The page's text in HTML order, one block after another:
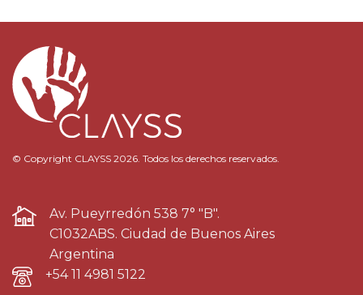
© Copyright CLAYSS 2026. Todos los derechos reservados.
Av. Pueyrredón 538 7° "B".
C1032ABS. Ciudad de Buenos Aires
Argentina
+54 11 4981 5122